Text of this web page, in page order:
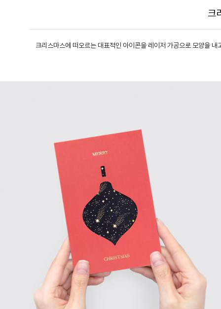
크
크리스마스에 떠오르는 대표적인 아이콘을 레이저 가공으로 모양을